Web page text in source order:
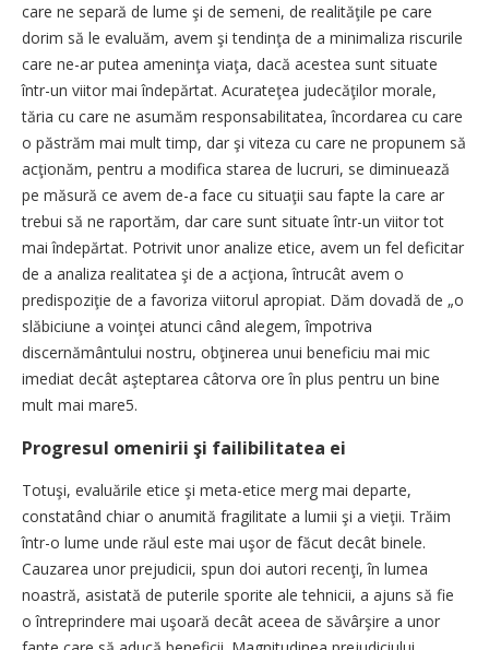
care ne separă de lume şi de semeni, de realităţile pe care
dorim să le evaluăm, avem şi tendinţa de a minimaliza riscurile
care ne-ar putea ameninţa viaţa, dacă acestea sunt situate
într-un viitor mai îndepărtat. Acurateţea judecăţilor morale,
tăria cu care ne asumăm responsabilitatea, încordarea cu care
o păstrăm mai mult timp, dar şi viteza cu care ne propunem să
acţionăm, pentru a modifica starea de lucruri, se diminuează
pe măsură ce avem de-a face cu situaţii sau fapte la care ar
trebui să ne raportăm, dar care sunt situate într-un viitor tot
mai îndepărtat. Potrivit unor analize etice, avem un fel deficitar
de a analiza realitatea şi de a acţiona, întrucât avem o
predispoziţie de a favoriza viitorul apropiat. Dăm dovadă de „o
slăbiciune a voinţei atunci când alegem, împotriva
discernământului nostru, obţinerea unui beneficiu mai mic
imediat decât aşteptarea câtorva ore în plus pentru un bine
mult mai mare5.
Progresul omenirii şi failibilitatea ei
Totuşi, evaluările etice şi meta-etice merg mai departe,
constatând chiar o anumită fragilitate a lumii şi a vieţii. Trăim
într-o lume unde răul este mai uşor de făcut decât binele.
Cauzarea unor prejudicii, spun doi autori recenţi, în lumea
noastră, asistată de puterile sporite ale tehnicii, a ajuns să fie
o întreprindere mai uşoară decât aceea de săvârşire a unor